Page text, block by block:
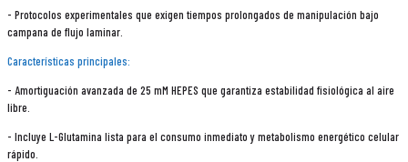
- Protocolos experimentales que exigen tiempos prolongados de manipulación bajo
campana de flujo laminar.
Características principales:
- Amortiguación avanzada de 25 mM HEPES que garantiza estabilidad fisiológica al aire
libre.
- Incluye L-Glutamina lista para el consumo inmediato y metabolismo energético celular
rápido.